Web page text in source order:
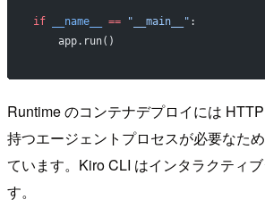
if __name__ == "__main__" :
    app.run()
Runtime のコンテナデプロイには
持つエージェントプロセスが必要なた
ています。Kiro CLI はインタラクティ
す。